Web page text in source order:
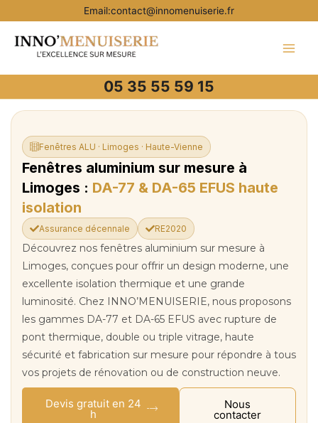
au
contenu
Email:contact@innomenuiserie.fr
05 35 55 59 15
Fenêtres ALU · Limoges · Haute-Vienne
Fenêtres aluminium sur mesure à
Limoges : DA-77 & DA-65 EFUS haute
isolation
Assurance décennale RE2020
Découvrez nos fenêtres aluminium sur mesure à
Limoges, conçues pour offrir un design moderne, une
excellente isolation thermique et une grande
luminosité. Chez INNO’MENUISERIE, nous proposons
les gammes DA-77 et DA-65 EFUS avec rupture de
pont thermique, double ou triple vitrage, haute
sécurité et fabrication sur mesure pour répondre à tous
vos projets de rénovation ou de construction neuve.
Devis gratuit en 24
h
Nous
contacter